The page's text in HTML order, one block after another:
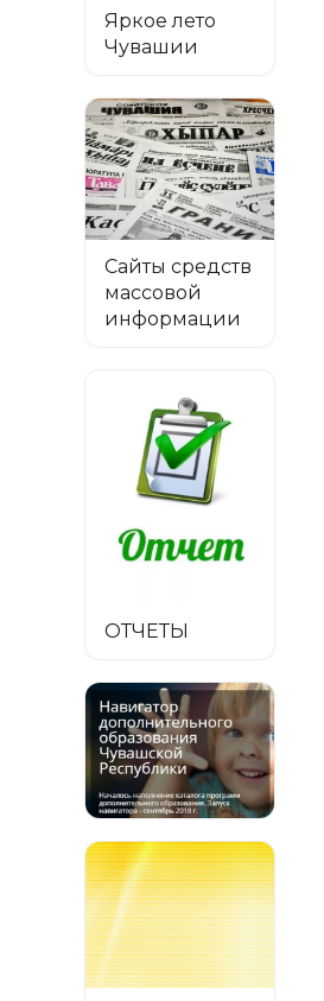
Яркое лето
Чувашии
Сайты средств
массовой
информации
ОТЧЕТЫ